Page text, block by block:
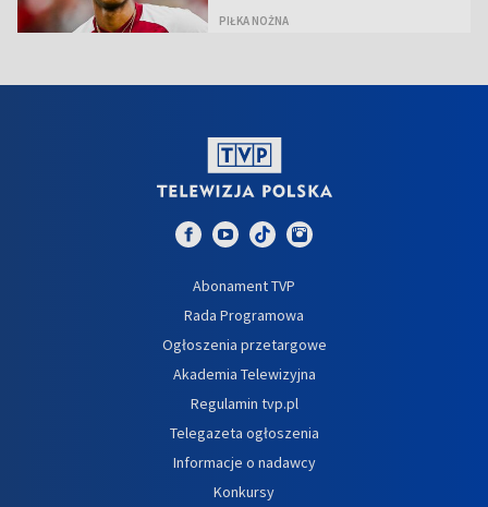
PIŁKA NOŻNA
Abonament TVP
Rada Programowa
Ogłoszenia przetargowe
Akademia Telewizyjna
Regulamin tvp.pl
Telegazeta ogłoszenia
Informacje o nadawcy
Konkursy